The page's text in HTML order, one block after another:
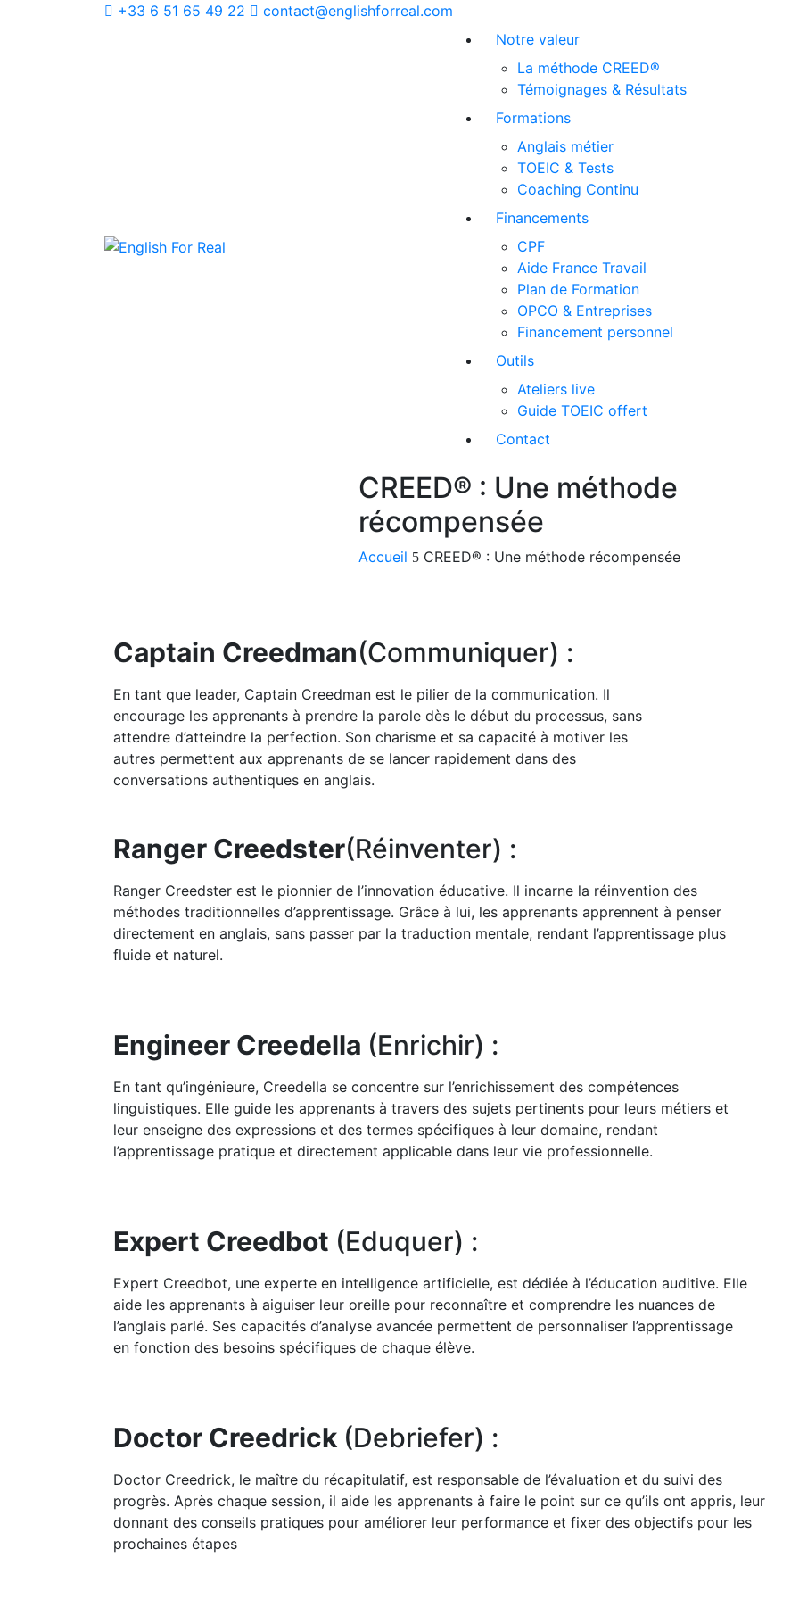
+33 6 51 65 49 22
contact@englishforreal.com
Notre valeur
La méthode CREED®
Témoignages & Résultats
Formations
Anglais métier
TOEIC & Tests
Coaching Continu
Financements
CPF
Aide France Travail
Plan de Formation
OPCO & Entreprises
Financement personnel
Outils
Ateliers live
Guide TOEIC offert
Contact
CREED® : Une méthode
récompensée
Accueil CREED® : Une méthode récompensée
Captain Creedman(Communiquer) :
En tant que leader, Captain Creedman est le pilier de la communication. Il
encourage les apprenants à prendre la parole dès le début du processus, sans
attendre d’atteindre la perfection. Son charisme et sa capacité à motiver les
autres permettent aux apprenants de se lancer rapidement dans des
conversations authentiques en anglais.
Ranger Creedster(Réinventer) :
Ranger Creedster est le pionnier de l’innovation éducative. Il incarne la réinvention des
méthodes traditionnelles d’apprentissage. Grâce à lui, les apprenants apprennent à penser
directement en anglais, sans passer par la traduction mentale, rendant l’apprentissage plus
fluide et naturel.
Engineer Creedella (Enrichir) :
En tant qu’ingénieure, Creedella se concentre sur l’enrichissement des compétences
linguistiques. Elle guide les apprenants à travers des sujets pertinents pour leurs métiers et
leur enseigne des expressions et des termes spécifiques à leur domaine, rendant
l’apprentissage pratique et directement applicable dans leur vie professionnelle.
Expert Creedbot (Eduquer) :
Expert Creedbot, une experte en intelligence artificielle, est dédiée à l’éducation auditive. Elle
aide les apprenants à aiguiser leur oreille pour reconnaître et comprendre les nuances de
l’anglais parlé. Ses capacités d’analyse avancée permettent de personnaliser l’apprentissage
en fonction des besoins spécifiques de chaque élève.
Doctor Creedrick (Debriefer) :
Doctor Creedrick, le maître du récapitulatif, est responsable de l’évaluation et du suivi des
progrès. Après chaque session, il aide les apprenants à faire le point sur ce qu’ils ont appris, leur
donnant des conseils pratiques pour améliorer leur performance et fixer des objectifs pour les
prochaines étapes